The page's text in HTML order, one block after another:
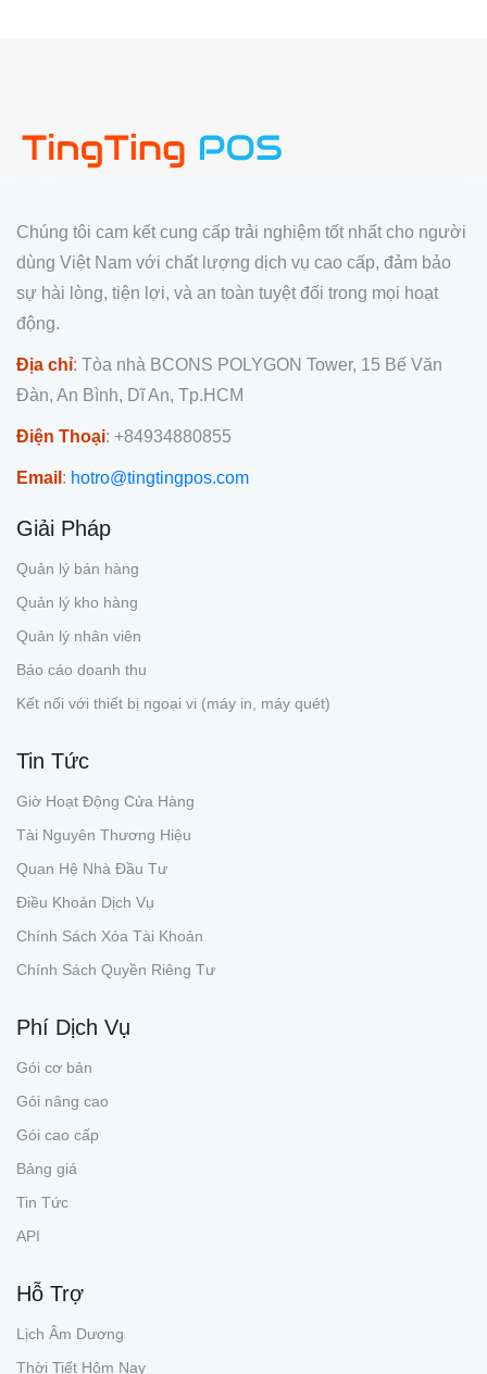
Chúng tôi cam kết cung cấp trải nghiệm tốt nhất cho người
dùng Việt Nam với chất lượng dịch vụ cao cấp, đảm bảo
sự hài lòng, tiện lợi, và an toàn tuyệt đối trong mọi hoạt
động.
Địa chỉ: Tòa nhà BCONS POLYGON Tower, 15 Bế Văn
Đàn, An Bình, Dĩ An, Tp.HCM
Điện Thoại: +84934880855
Email : hotro@tingtingpos.com
Giải Pháp
Quản lý bán hàng
Quản lý kho hàng
Quản lý nhân viên
Báo cáo doanh thu
Kết nối với thiết bị ngoại vi (máy in, máy quét)
Tin Tức
Giờ Hoạt Động Cửa Hàng
Tài Nguyên Thương Hiệu
Quan Hệ Nhà Đầu Tư
Điều Khoản Dịch Vụ
Chính Sách Xóa Tài Khoản
Chính Sách Quyền Riêng Tư
Phí Dịch Vụ
Gói cơ bản
Gói nâng cao
Gói cao cấp
Bảng giá
Tin Tức
API
Hỗ Trợ
Lịch Âm Dương
Thời Tiết Hôm Nay